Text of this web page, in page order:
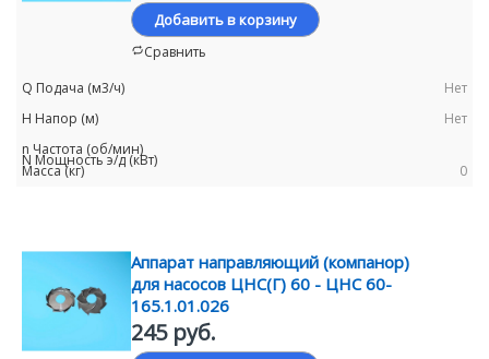
Добавить в корзину
Сравнить
Нет
Нет
0
Аппарат направляющий (компанор)
для насосов ЦНС(Г) 60 - ЦНС 60-
165.1.01.026
245 руб.